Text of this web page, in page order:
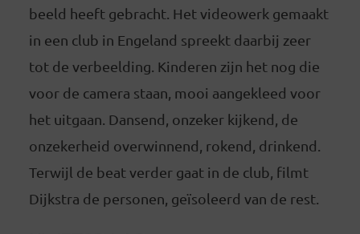
beeld heeft gebracht. Het videowerk gemaakt
in een club in Engeland spreekt daarbij zeer
tot de verbeelding. Kinderen zijn het nog die
voor de camera staan, mooi aangekleed voor
het uitgaan. Dansend, onzeker kijkend, de
onzekerheid overwinnend, rokend, drinkend.
Terwijl de beat verder gaat in de club, filmt
Dijkstra de personen, geïsoleerd van de rest.